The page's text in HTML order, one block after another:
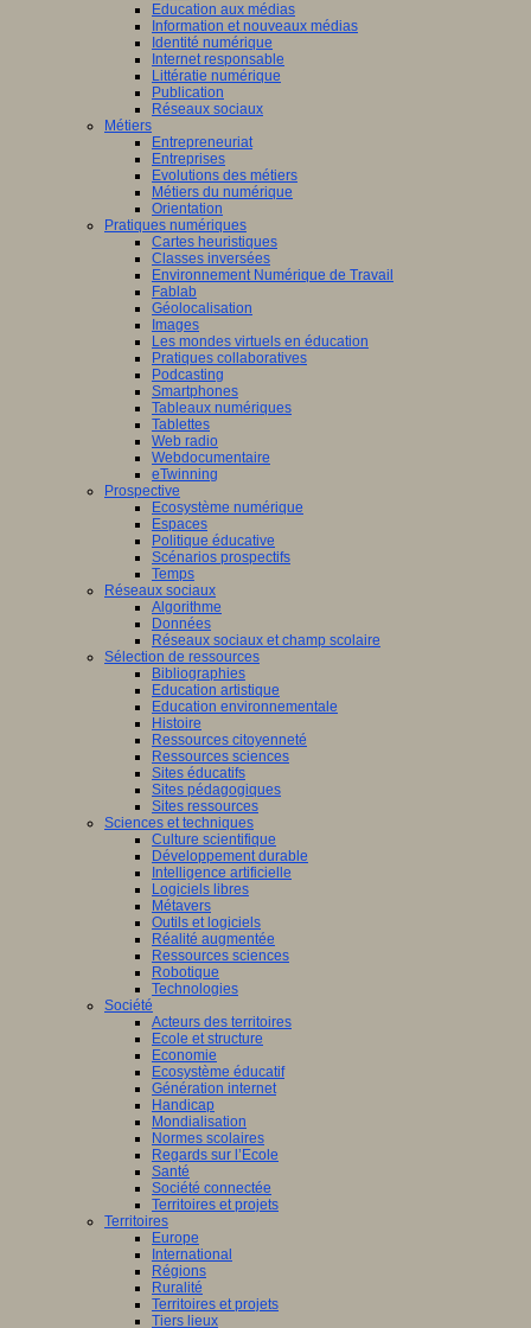
Education aux médias
Information et nouveaux médias
Identité numérique
Internet responsable
Littératie numérique
Publication
Réseaux sociaux
Métiers
Entrepreneuriat
Entreprises
Evolutions des métiers
Métiers du numérique
Orientation
Pratiques numériques
Cartes heuristiques
Classes inversées
Environnement Numérique de Travail
Fablab
Géolocalisation
Images
Les mondes virtuels en éducation
Pratiques collaboratives
Podcasting
Smartphones
Tableaux numériques
Tablettes
Web radio
Webdocumentaire
eTwinning
Prospective
Ecosystème numérique
Espaces
Politique éducative
Scénarios prospectifs
Temps
Réseaux sociaux
Algorithme
Données
Réseaux sociaux et champ scolaire
Sélection de ressources
Bibliographies
Education artistique
Education environnementale
Histoire
Ressources citoyenneté
Ressources sciences
Sites éducatifs
Sites pédagogiques
Sites ressources
Sciences et techniques
Culture scientifique
Développement durable
Intelligence artificielle
Logiciels libres
Métavers
Outils et logiciels
Réalité augmentée
Ressources sciences
Robotique
Technologies
Société
Acteurs des territoires
Ecole et structure
Economie
Ecosystème éducatif
Génération internet
Handicap
Mondialisation
Normes scolaires
Regards sur l’Ecole
Santé
Société connectée
Territoires et projets
Territoires
Europe
International
Régions
Ruralité
Territoires et projets
Tiers lieux